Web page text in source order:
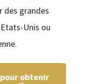
des grandes
Unis ou
obtenir